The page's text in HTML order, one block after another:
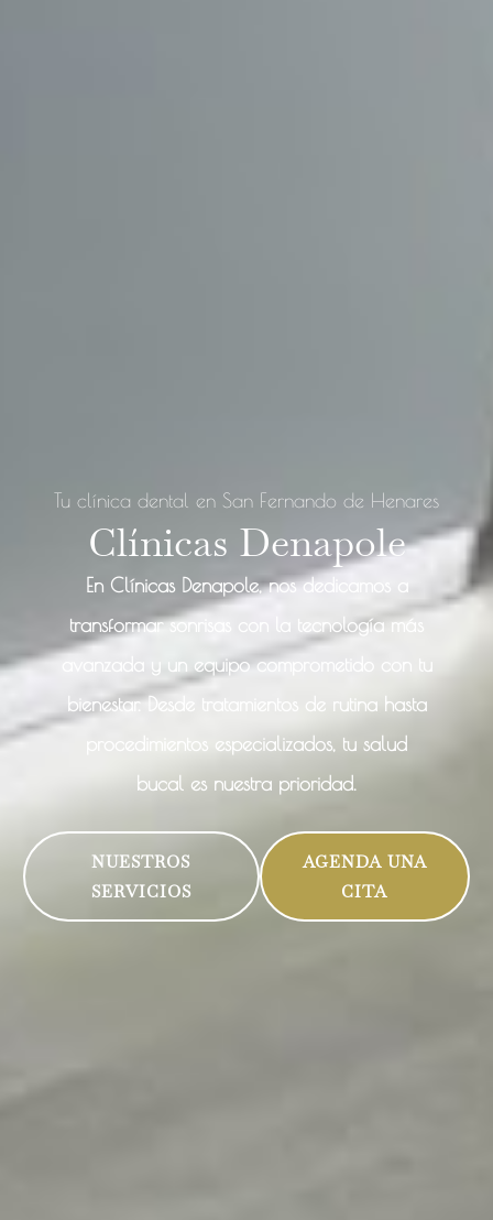
Tu clínica dental en San Fernando de Henares
Clínicas Denapole
En Clínicas Denapole, nos dedicamos a
transformar sonrisas con la tecnología más
avanzada y un equipo comprometido con tu
bienestar. Desde tratamientos de rutina hasta
procedimientos especializados, tu salud
bucal es nuestra prioridad.
NUESTROS
SERVICIOS
AGENDA UNA
CITA